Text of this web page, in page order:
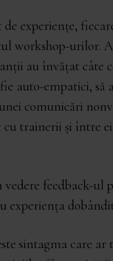
experiențe,
workshop-urilor.
au învățat câte
empatici, să
comunicări
trainerii și între
feedback-ul
experiența
sintagma care